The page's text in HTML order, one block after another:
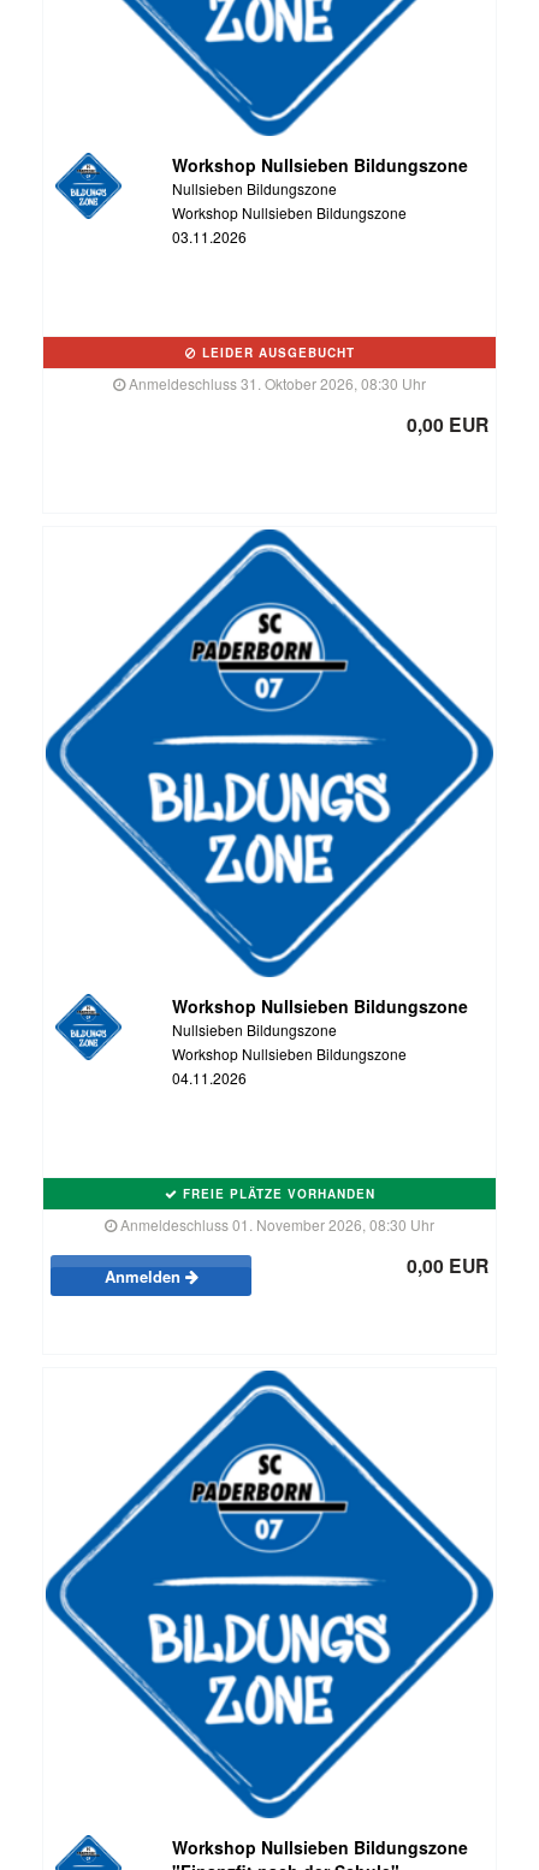
Workshop Nullsieben Bildungszone
Nullsieben Bildungszone
Workshop Nullsieben Bildungszone
03.11.2026
LEIDER AUSGEBUCHT
Anmeldeschluss 31. Oktober 2026, 08:30 Uhr
0,00 EUR
Workshop Nullsieben Bildungszone
Nullsieben Bildungszone
Workshop Nullsieben Bildungszone
04.11.2026
FREIE PLÄTZE VORHANDEN
Anmeldeschluss 01. November 2026, 08:30 Uhr
Anmelden 0,00 EUR
Workshop Nullsieben Bildungszone